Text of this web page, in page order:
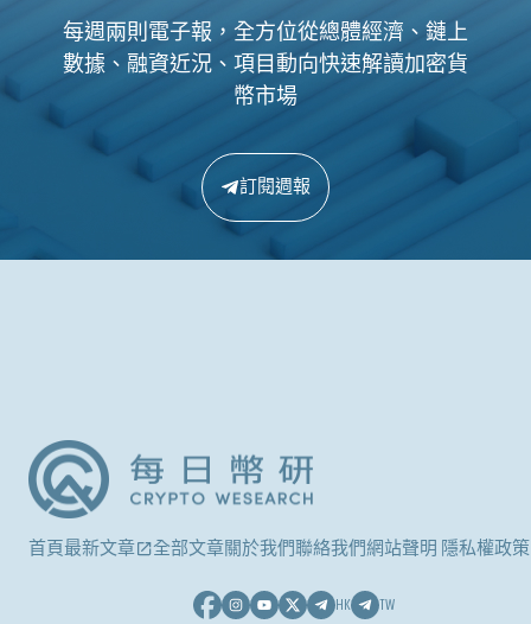
每週兩則電子報，全方位從總體經濟、鏈上
數據、融資近況、項目動向快速解讀加密貨
幣市場
訂閱週報
首頁最新文章 全部文章關於我們聯絡我們網站聲明 隱私權政策
HK TW